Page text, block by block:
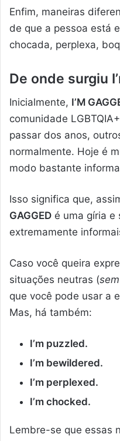
Enfim, maneiras
de que a pessoa está
chocada, perplexa,
De onde surgiu
Inicialmente, I’M
comunidade
passar dos anos,
normalmente. Hoje é
modo bastante
Isso significa que,
GAGGED é uma gíria e
extremamente
Caso você queira
situações neutras (
que você pode usar a
Mas, há também:
I’m puzzled.
I’m bewildered.
I’m perplexed.
I’m chocked.
Lembre-se que essas